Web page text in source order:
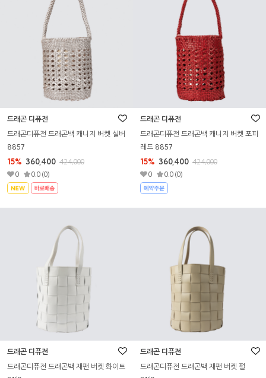
드래곤 디퓨전
드래곤디퓨전 드래곤백 캐니지 버켓 실버
8857
15% 360,400 424,000
0
0.0 (0)
드래곤 디퓨전
드래곤디퓨전 드래곤백 캐니지 버켓 포피
레드 8857
15% 360,400 424,000
0
0.0 (0)
드래곤 디퓨전
드래곤디퓨전 드래곤백 재팬 버켓 화이트
드래곤 디퓨전
드래곤디퓨전 드래곤백 재팬 버켓 펄